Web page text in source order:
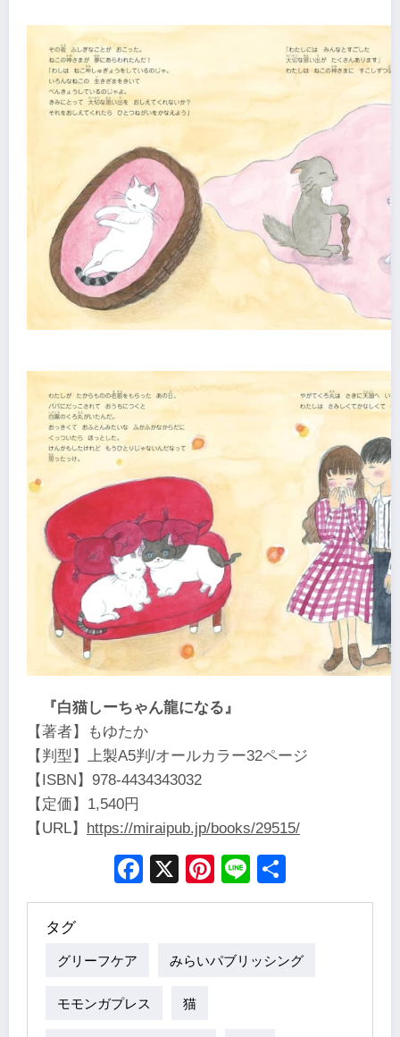
『白猫しーちゃん龍になる』
【著者】もゆたか
【判型】上製A5判/オールカラー32ページ
【ISBN】978-4434343032
【定価】1,540円
【URL】
https://miraipub.jp/books/29515/
Facebook
X Pinterest
Line
タグ
グリーフケア みらいパブリッシング
モモンガプレス 猫